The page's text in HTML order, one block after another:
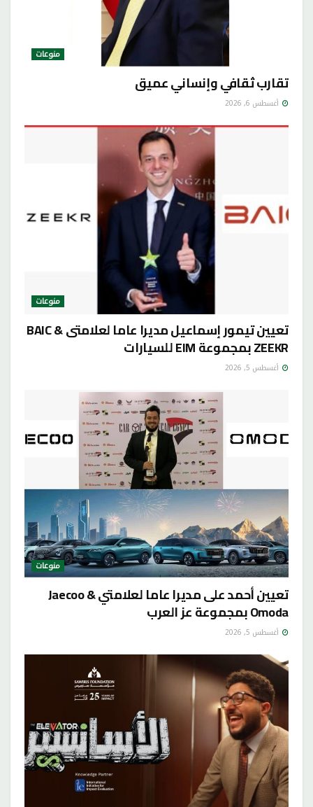
منوعات
تقارب ثقافي وإنساني عميق
أغسطس 6, 2026
منوعات
تعيين تيمور إسماعيل مديرا عاما لعلامتى BAIC &
ZEEKR بمجموعة EIM للسيارات
أغسطس 5, 2026
منوعات
تعيين أحمد على مديرا عاما لعلامتي Jaecoo &
Omoda بمجموعة عز العرب
أغسطس 5, 2026